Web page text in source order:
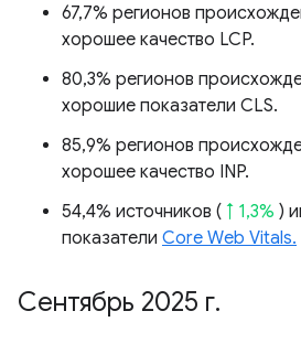
67,7% регионов
хорошее качество LCP.
80,3% регионов
хорошие показатели CLS.
85,9% регионов
хорошее качество INP.
54,4% источников ( ↑ 1,3% )
показатели Core Web Vitals.
Сентябрь 2025 г.